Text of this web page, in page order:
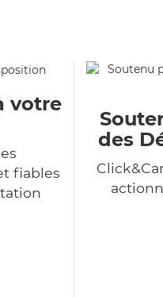
votre
fiables
des